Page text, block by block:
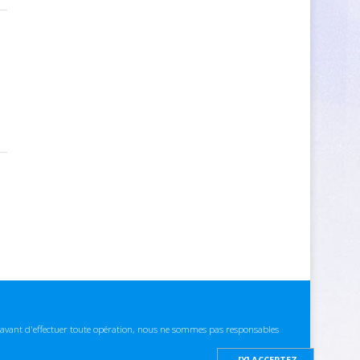
d'effectuer toute opération, nous ne sommes pas responsables